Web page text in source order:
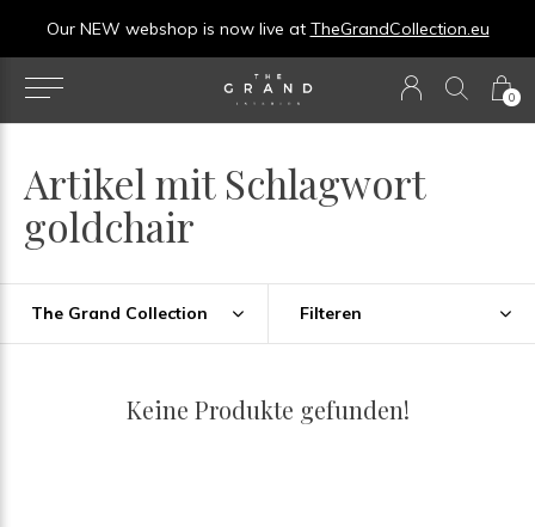
0
Our NEW webshop is now live at TheGrandCollection.eu
Artikel mit Schlagwort
goldchair
The Grand Collection Filteren
Keine Produkte gefunden!